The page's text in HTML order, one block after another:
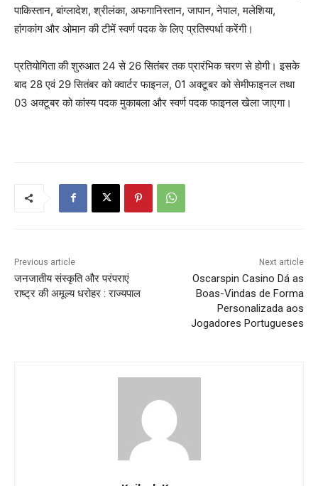
पाकिस्तान, बांग्लादेश, श्रीलंका, अफगानिस्तान, जापान, नेपाल, मलेशिया,
हांगकांग और ओमान की टीमें स्वर्ण पदक के लिए प्रतिस्पर्धा करेंगी।
प्रतियोगिता की शुरुआत 24 से 26 सितंबर तक प्रारंभिक चरण से होगी। इसके
बाद 28 एवं 29 सितंबर को क्वार्टर फाइनल, 01 अक्टूबर को सेमीफाइनल तथा
03 अक्टूबर को कांस्य पदक मुकाबला और स्वर्ण पदक फाइनल खेला जाएगा।
Previous article
जनजातीय संस्कृति और परंपराएं
राष्ट्र की अमूल्य धरोहर : राज्यपाल
Next article
Oscarspin Casino Dá as
Boas-Vindas de Forma
Personalizada aos
Jogadores Portugueses